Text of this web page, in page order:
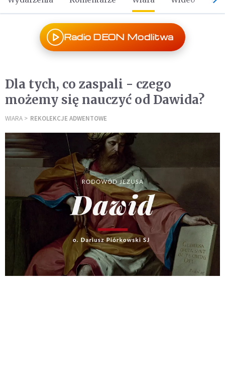
Radio DEON Modlitwa
Dla tych, co zaspali - czego
możemy się nauczyć od Dawida?
WIARA REKOLEKCJE ADWENTOWE